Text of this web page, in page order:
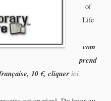
of
Life
com
prend
10 €, cliquerici